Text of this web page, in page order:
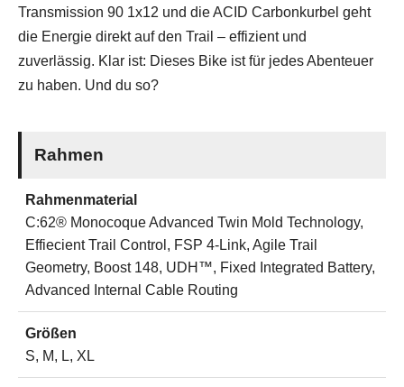
Transmission 90 1x12 und die ACID Carbonkurbel geht
die Energie direkt auf den Trail – effizient und
zuverlässig. Klar ist: Dieses Bike ist für jedes Abenteuer
zu haben. Und du so?
Rahmen
Rahmenmaterial
C:62® Monocoque Advanced Twin Mold Technology,
Effiecient Trail Control, FSP 4-Link, Agile Trail
Geometry, Boost 148, UDH™, Fixed Integrated Battery,
Advanced Internal Cable Routing
Größen
S, M, L, XL